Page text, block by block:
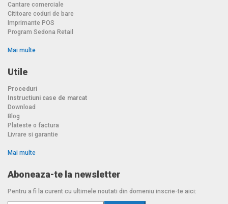
Cantare comerciale
Cititoare coduri de bare
Imprimante POS
Program Sedona Retail
Mai multe
Utile
Proceduri
Instructiuni case de marcat
Download
Blog
Plateste o factura
Livrare si garantie
Mai multe
Aboneaza-te la newsletter
Pentru a fi la curent cu ultimele noutati din domeniu inscrie-te aici: